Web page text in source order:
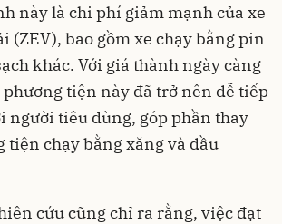
này là chi phí giảm mạnh của xe
(ZEV), bao gồm xe chạy bằng pin
khác. Với giá thành ngày càng
phương tiện này đã trở nên dễ tiếp
người tiêu dùng, góp phần thay
tiện chạy bằng xăng và dầu
cứu cũng chỉ ra rằng, việc đạt